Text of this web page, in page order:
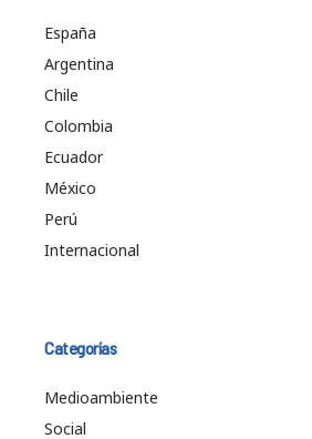
España
Argentina
Chile
Colombia
Ecuador
México
Perú
Internacional
Categorías
Medioambiente
Social